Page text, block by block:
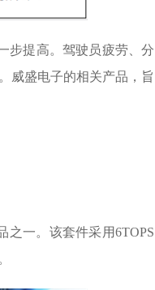
步提高。驾驶员疲劳、分
威盛电子的相关产品，旨
之一。该套件采用6TOPS